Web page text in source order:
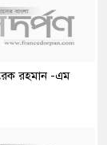
রহমান -এম